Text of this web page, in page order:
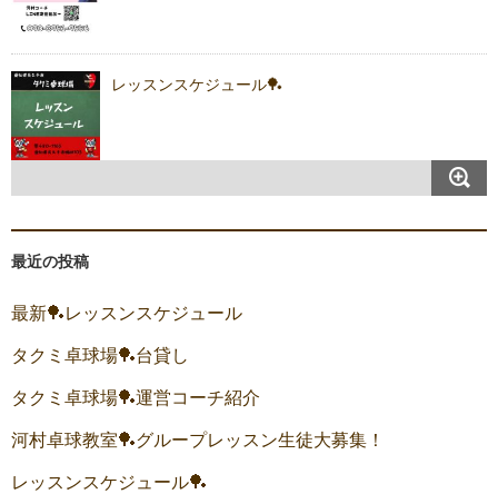
レッスンスケジュール🏓
最近の投稿
最新🏓レッスンスケジュール
タクミ卓球場🏓台貸し
タクミ卓球場🏓運営コーチ紹介
河村卓球教室🏓グループレッスン生徒大募集！
レッスンスケジュール🏓